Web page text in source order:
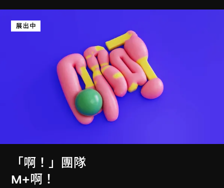
展出中
「啊！」團隊
M+啊！
2026年1月25日
12月28日
2025年3月22日至6
月29日